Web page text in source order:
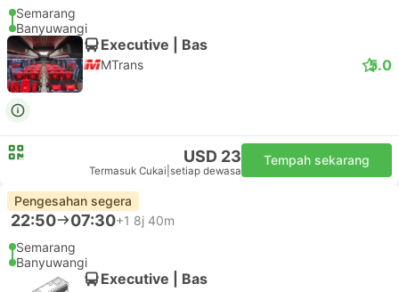
Semarang
Banyuwangi
Executive | Bas
MTrans 5.0
USD 23
Termasuk Cukai setiap dewasa
Tempah sekarang
Pengesahan segera
22:50 07:30+1 8j 40m
Semarang
Banyuwangi
Executive | Bas